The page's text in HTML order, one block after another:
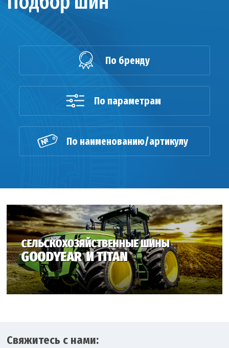
По бренду
По параметрам
По наименованию/артикулу
Свяжитесь с нами: